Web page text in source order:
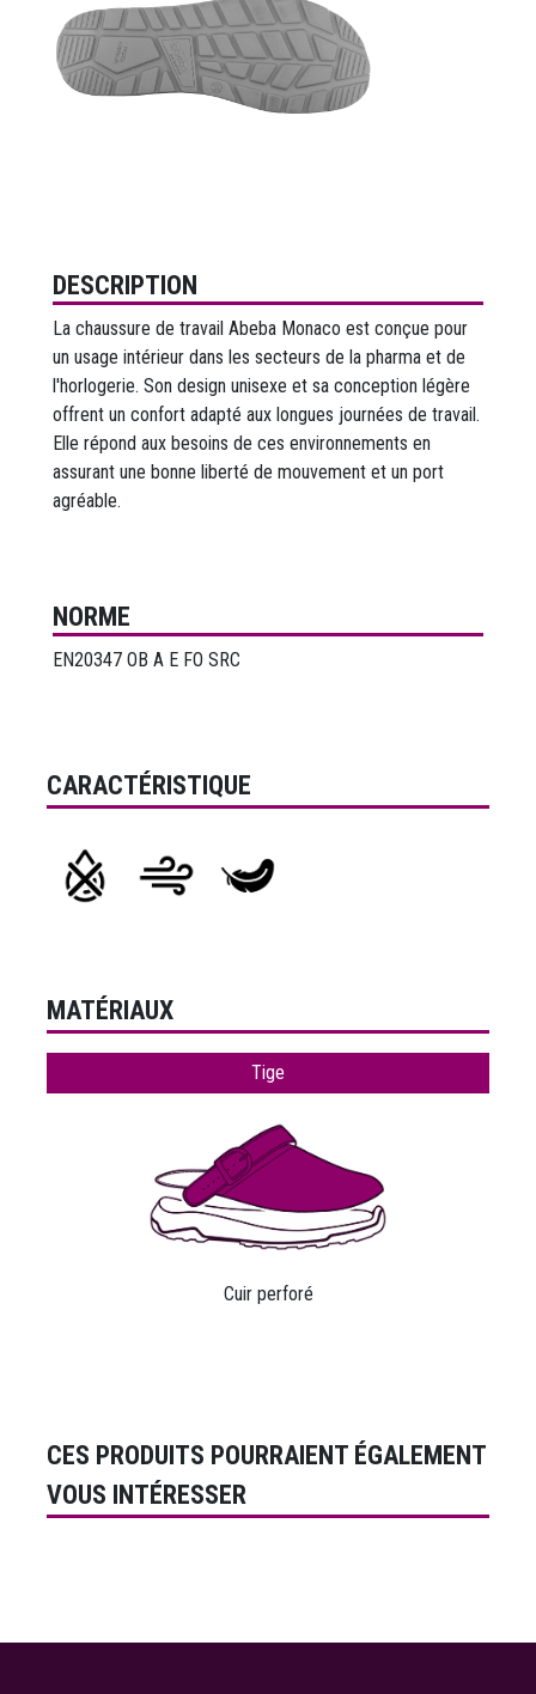
DESCRIPTION
La chaussure de travail Abeba Monaco est conçue pour
un usage intérieur dans les secteurs de la pharma et de
l'horlogerie. Son design unisexe et sa conception légère
offrent un confort adapté aux longues journées de travail.
Elle répond aux besoins de ces environnements en
assurant une bonne liberté de mouvement et un port
agréable.
NORME
EN20347 OB A E FO SRC
CARACTÉRISTIQUE
MATÉRIAUX
Tige
Cuir perforé
CES PRODUITS POURRAIENT ÉGALEMENT
VOUS INTÉRESSER